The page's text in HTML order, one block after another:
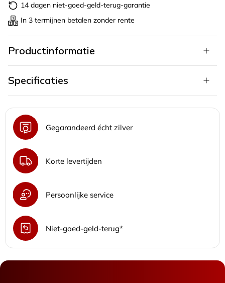
14 dagen niet-goed-geld-terug-garantie
In 3 termijnen betalen zonder rente
Productinformatie
Specificaties
Gegarandeerd écht zilver
Korte levertijden
Persoonlijke service
Niet-goed-geld-terug*